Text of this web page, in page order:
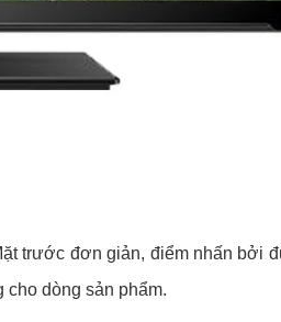
trước đơn giản, điểm nhấn bởi
dòng sản phẩm.